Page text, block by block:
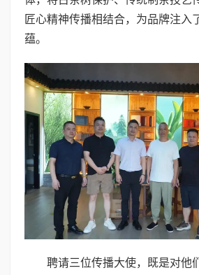
匠心精神传播相结合，为品牌注入
蕴。
聘请三位传播大使，既是对他